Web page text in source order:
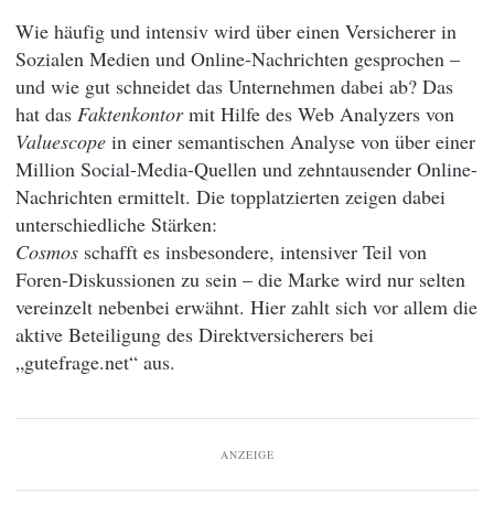
Wie häufig und intensiv wird über einen Versicherer in
Sozialen Medien und Online-Nachrichten gesprochen –
und wie gut schneidet das Unternehmen dabei ab? Das
hat das Faktenkontormit Hilfe des Web Analyzers von
Valuescope in einer semantischen Analyse von über einer
Million Social-Media-Quellen und zehntausender Online-
Nachrichten ermittelt. Die topplatzierten zeigen dabei
unterschiedliche Stärken:
Cosmos schafft es insbesondere, intensiver Teil von
Foren-Diskussionen zu sein – die Marke wird nur selten
vereinzelt nebenbei erwähnt. Hier zahlt sich vor allem die
aktive Beteiligung des Direktversicherers bei
„gutefrage.net“ aus.
ANZEIGE